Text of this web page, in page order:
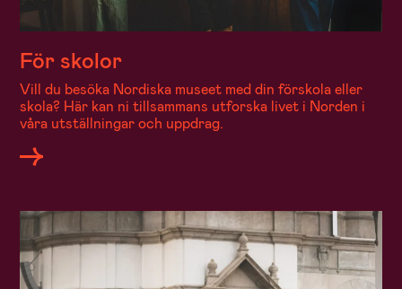
För skolor
Vill du besöka Nordiska museet med din förskola eller
skola? Här kan ni tillsammans utforska livet i Norden i
våra utställningar och uppdrag.